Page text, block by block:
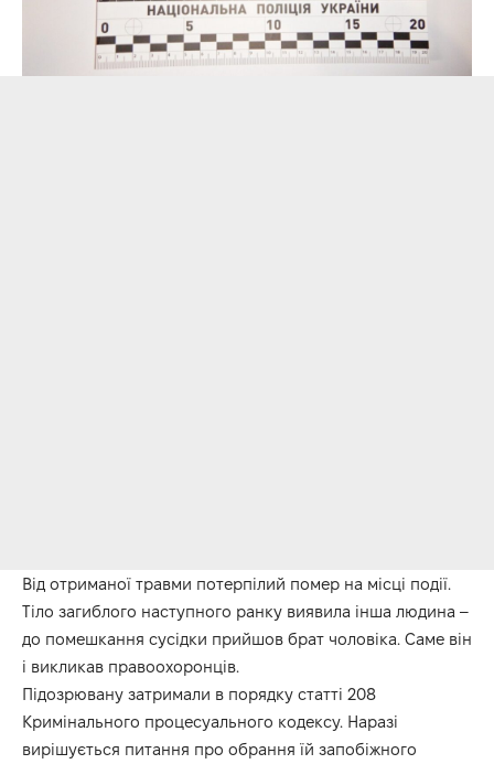
Від отриманої травми потерпілий помер на місці події.
Тіло загиблого наступного ранку виявила інша людина –
до помешкання сусідки прийшов брат чоловіка. Саме він
і викликав правоохоронців.
Підозрювану затримали в порядку статті 208
Кримінального процесуального кодексу. Наразі
вирішується питання про обрання їй запобіжного